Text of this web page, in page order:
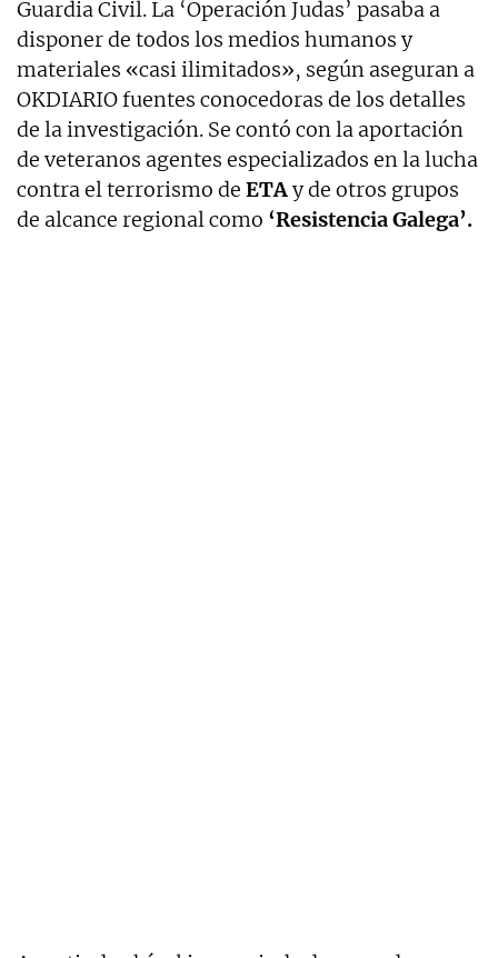
Guardia Civil. La ‘Operación Judas’ pasaba a
disponer de todos los medios humanos y
materiales «casi ilimitados», según aseguran a
OKDIARIO fuentes conocedoras de los detalles
de la investigación. Se contó con la aportación
de veteranos agentes especializados en la lucha
contra el terrorismo de ETAy de otros grupos
de alcance regional como ‘Resistencia Galega’.